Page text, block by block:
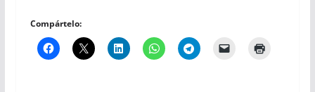
Compártelo: